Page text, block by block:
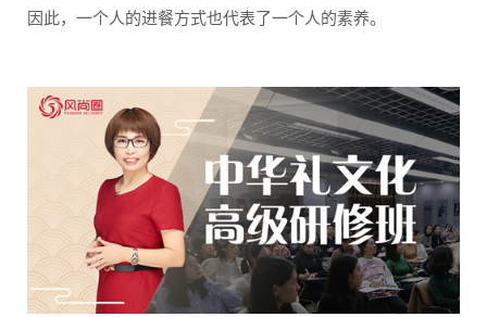
因此，一个人的进餐方式也代表了一个人的素养。